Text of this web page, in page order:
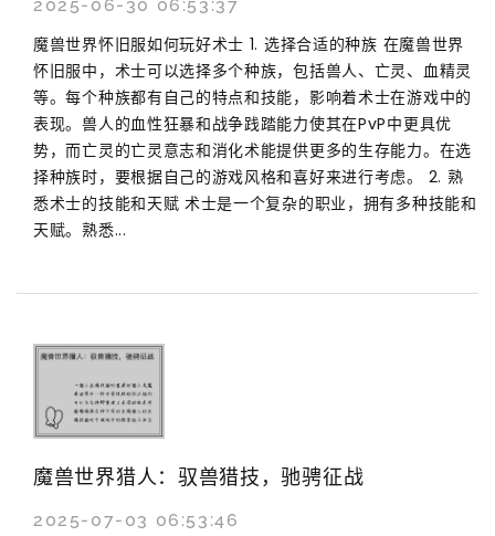
2025-06-30 06:53:37
魔兽世界怀旧服如何玩好术士 1. 选择合适的种族 在魔兽世界
怀旧服中，术士可以选择多个种族，包括兽人、亡灵、血精灵
等。每个种族都有自己的特点和技能，影响着术士在游戏中的
表现。兽人的血性狂暴和战争践踏能力使其在PvP中更具优
势，而亡灵的亡灵意志和消化术能提供更多的生存能力。在选
择种族时，要根据自己的游戏风格和喜好来进行考虑。 2. 熟
悉术士的技能和天赋 术士是一个复杂的职业，拥有多种技能和
天赋。熟悉...
魔兽世界猎人：驭兽猎技，驰骋征战
2025-07-03 06:53:46